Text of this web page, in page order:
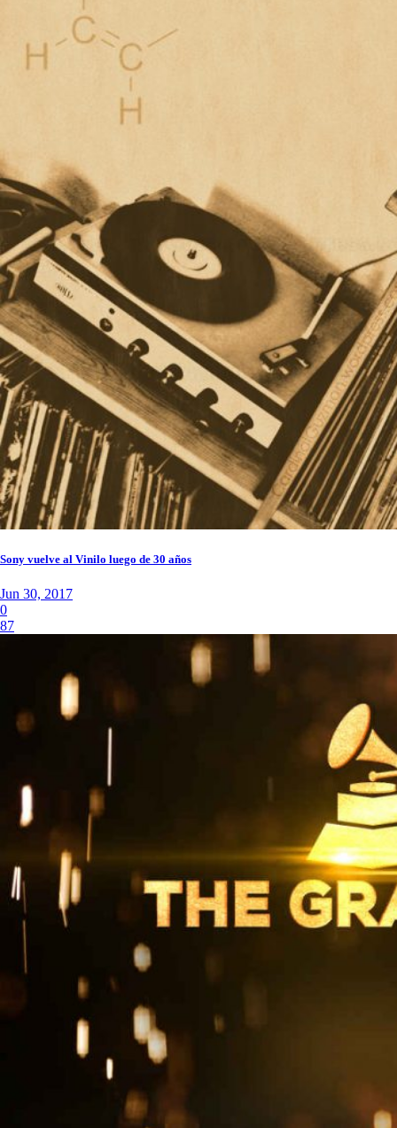
Sony vuelve al Vinilo luego de 30 años
Jun 30, 2017
0
87